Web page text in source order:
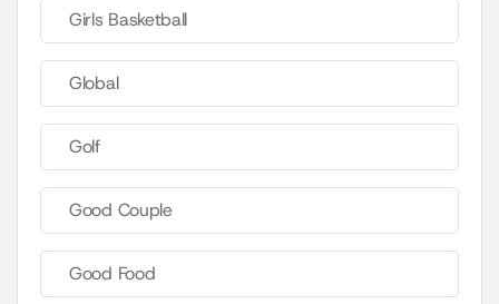
Girls Basketball
Global
Golf
Good Couple
Good Food